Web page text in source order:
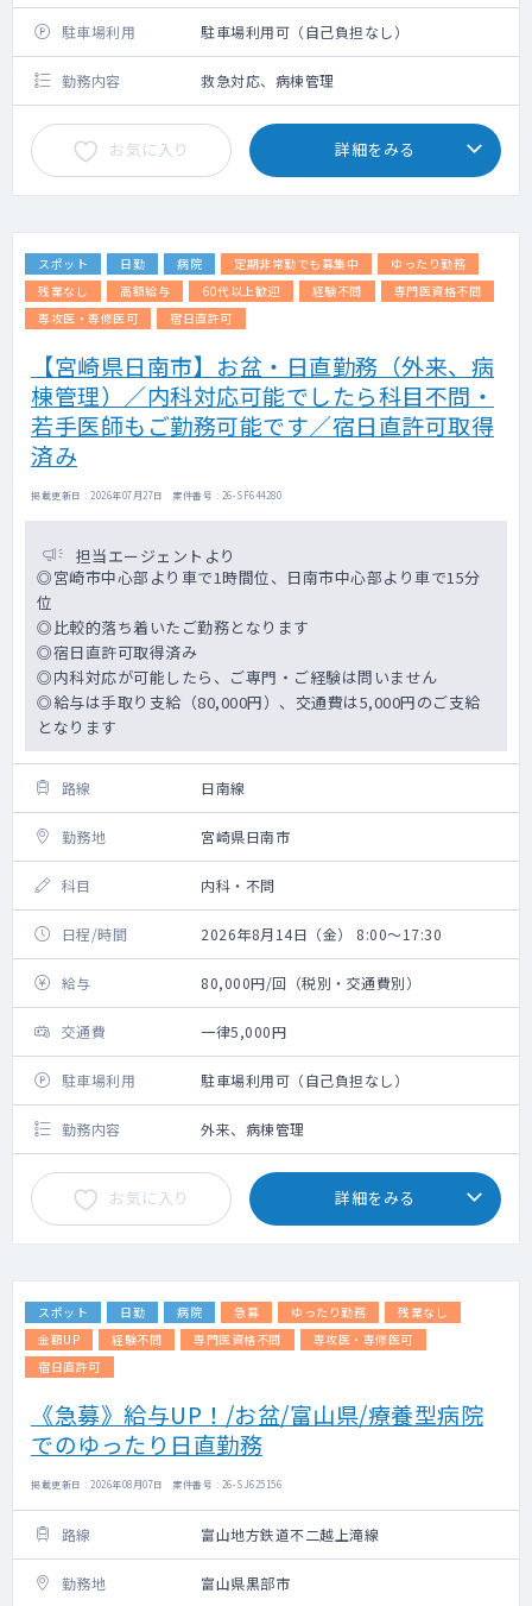
駐車場利用 駐車場利用可（自己負担なし）
勤務内容 救急対応、病棟管理
お気に入り 詳細をみる
スポット 日勤 病院 定期非常勤でも募集中
ゆったり勤務
残業なし
高額給与 60代以上歓迎 経験不問
専門医資格不問
専攻医・専修医可
宿日直許可
【宮崎県日南市】お盆・日直勤務（外来、病
棟管理）／内科対応可能でしたら科目不問・
若手医師もご勤務可能です／宿日直許可取得
済み
掲載更新日 : 2026年07月27日 案件番号 : 26-SF644280
担当エージェントより
◎宮崎市中心部より車で1時間位、日南市中心部より車で15分
位
◎比較的落ち着いたご勤務となります
◎宿日直許可取得済み
◎内科対応が可能したら、ご専門・ご経験は問いません
◎給与は手取り支給（80,000円）、交通費は5,000円のご支給
となります
路線 日南線
勤務地 宮崎県日南市
科目 内科・不問
日程/時間 2026年8月14日（金） 8:00～17:30
給与 80,000円/回（税別・交通費別）
交通費 一律5,000円
駐車場利用 駐車場利用可（自己負担なし）
勤務内容 外来、病棟管理
お気に入り 詳細をみる
スポット 日勤 病院 急募 ゆったり勤務
残業なし
金額UP
経験不問 専門医資格不問
専攻医・専修医可
宿日直許可
《急募》給与UP！/お盆/富山県/療養型病院
でのゆったり日直勤務
掲載更新日 : 2026年08月07日 案件番号 : 26-SJ625156
路線 富山地方鉄道不二越上滝線
勤務地 富山県黒部市